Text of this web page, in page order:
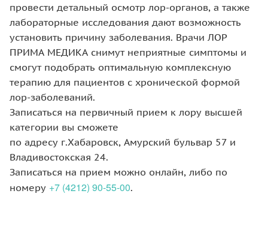
провести детальный осмотр лор-органов, а также
лабораторные исследования дают возможность
установить причину заболевания. Врачи ЛОР
ПРИМА МЕДИКА снимут неприятные симптомы и
смогут подобрать оптимальную комплексную
терапию для пациентов с хронической формой
лор-заболеваний.
Записаться на первичный прием к лору высшей
категории вы сможете
по адресу г.Хабаровск, Амурский бульвар 57 и
Владивостокская 24.
Записаться на прием можно онлайн, либо по
номеру +7 (4212) 90-55-00.